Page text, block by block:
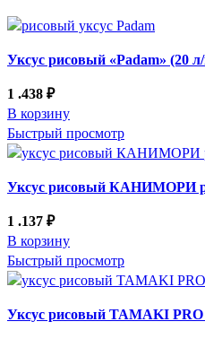
Уксус рисовый «Padam»
1 .438 ₽
В корзину
Быстрый просмотр
Уксус рисовый КАНИМОРИ
1 .137 ₽
В корзину
Быстрый просмотр
Уксус рисовый TAMAKI